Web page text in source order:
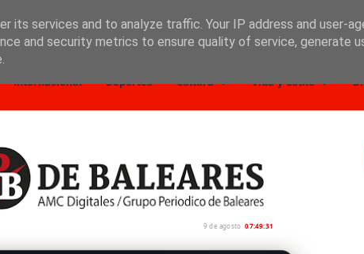
Internacional Deportes Cultura Vida y estilo
9 de agosto 07:49:32
its services and to analyze traffic. Your IP address and user-
and security metrics to ensure quality of service, generate